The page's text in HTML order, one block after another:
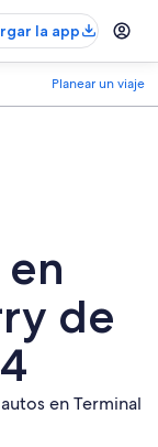
la app
Planear un viaje
de
en Terminal